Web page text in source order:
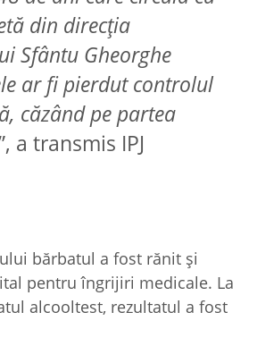
din direcția
Sfântu Gheorghe
ar fi pierdut controlul
căzând pe partea
a transmis IPJ
bărbatul a fost rănit și
pentru îngrijiri medicale. La
alcooltest, rezultatul a fost